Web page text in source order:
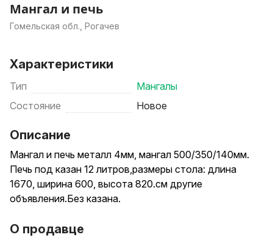
Мангал и печь
Гомельская обл., Рогачев
Характеристики
Тип
Мангалы
Состояние
Новое
Описание
Мангал и печь металл 4мм, мангал 500/350/140мм.
Печь под казан 12 литров,размеры стола: длина
1670, ширина 600, высота 820.см другие
объявления.Без казана.
О продавце